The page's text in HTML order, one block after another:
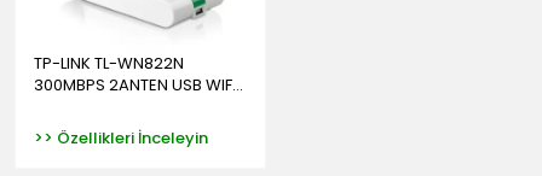
TP-LINK TL-WN822N
300MBPS 2ANTEN USB WIF...
>> Özellikleri İnceleyin